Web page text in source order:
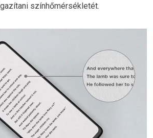
színhőmérsékletét.